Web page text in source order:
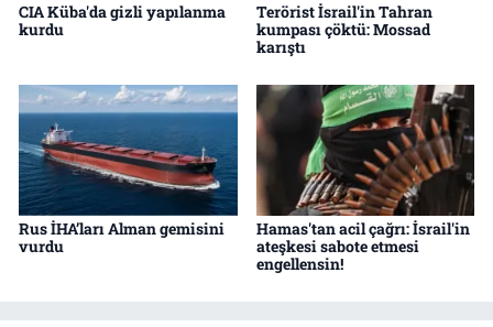
CIA Küba'da gizli yapılanma
kurdu
Terörist İsrail'in Tahran
kumpası çöktü: Mossad
karıştı
Rus İHA’ları Alman gemisini
vurdu
Hamas'tan acil çağrı: İsrail'in
ateşkesi sabote etmesi
engellensin!